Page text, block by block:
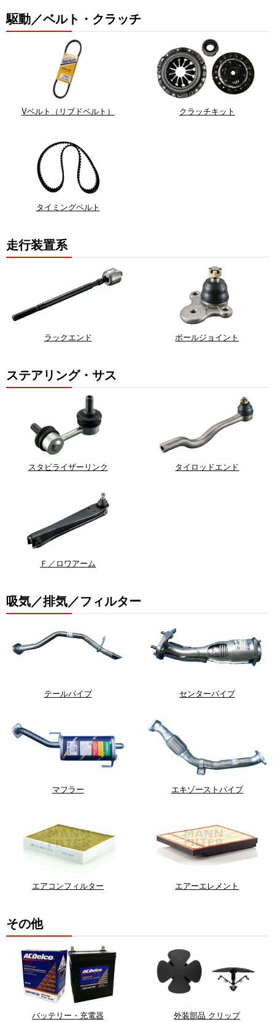
駆動／ベルト・クラッチ
Vベルト（リブドベルト） クラッチキット
タイミングベルト
走行装置系
ラックエンド ボールジョイント
ステアリング・サス
スタビライザーリンク タイロッドエンド
Ｆ／ロワアーム
吸気／排気／フィルター
テールパイプ センターパイプ
マフラー エキゾーストパイプ
エアコンフィルター エアーエレメント
その他
バッテリー・充電器 外装部品 クリップ